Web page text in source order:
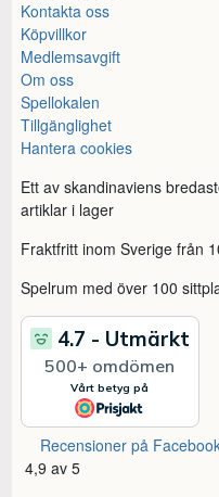
Kontakta oss
Köpvillkor
Medlemsavgift
Om oss
Spellokalen
Tillgänglighet
Hantera cookies
Ett av skandinaviens
artiklar i lager
Fraktfritt inom Sverige från
Spelrum med över 100
Recensioner på
4,9 av 5